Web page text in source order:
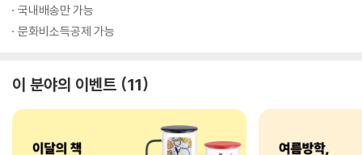
국내배송만 가능
문화비소득공제 가능
이 분야의 이벤트 11